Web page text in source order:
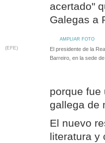
acertado"
Galegas a
AMPLIAR FOTO
(EFE)
El presidente de la
Barreiro, en la sede
porque fue
gallega de
El nuevo
literatura y